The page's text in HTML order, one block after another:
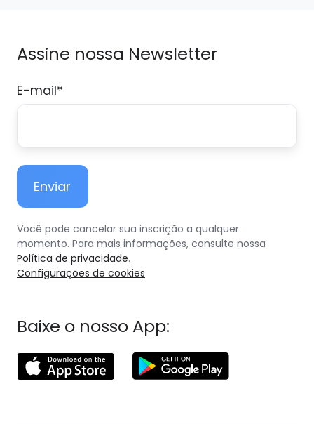
gestão
negócio
Assine nossa Newsletter
E-mail*
Você pode cancelar sua inscrição a qualquer
momento. Para mais informações, consulte nossa
Política de privacidade.
Configurações de cookies
Baixe o nosso App: